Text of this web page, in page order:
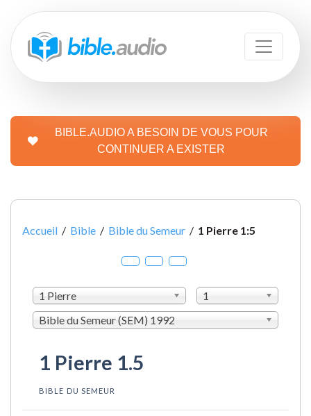
BIBLE.AUDIO A BESOIN DE VOUS POUR
CONTINUER A EXISTER
Accueil / Bible / Bible du Semeur / 1 Pierre 1:5
1 Pierre
1
Bible du Semeur (SEM) 1992
1 Pierre 1.5
BIBLE DU SEMEUR